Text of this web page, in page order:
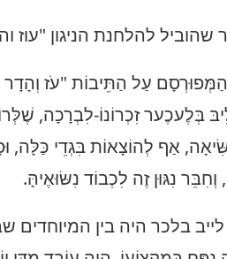
שהוביל להלחנת הניגון
הַמְּפוּרְסָם עַל הַתֵּיבוֹת "עֹז
בְּלֶעכֶער זִכְרוֹנוֹ-לִבְרָכָה,
אַף לְהוֹצָאוֹת בִּגְדֵי כַּלָּה,
נִגּוּן זֶה לִכְבוֹד נִשּׂוּאֶיהָּ.
בלכר היה בין